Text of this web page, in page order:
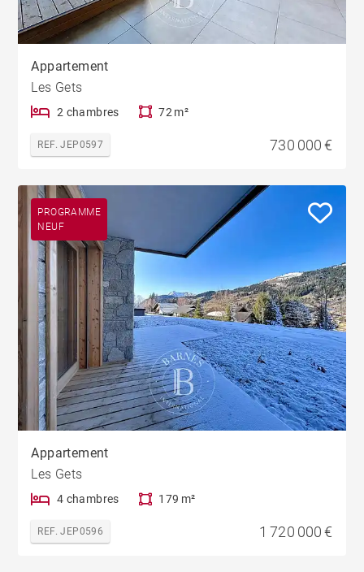
Appartement
Les Gets
2 chambres 72 m²
REF. JEP0597 730 000 €
PROGRAMME
NEUF
Appartement
Les Gets
4 chambres 179 m²
REF. JEP0596 1 720 000 €